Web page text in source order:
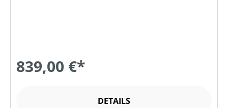
839,00 €*
DETAILS